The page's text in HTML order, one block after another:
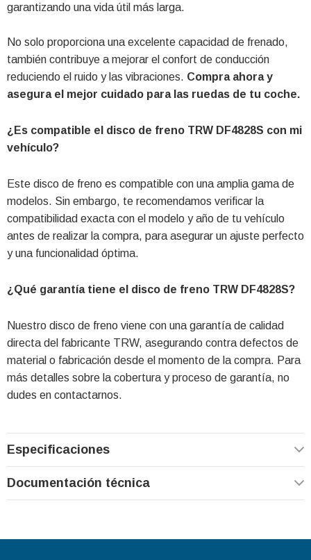
garantizando una vida útil más larga.
No solo proporciona una excelente capacidad de frenado,
también contribuye a mejorar el confort de conducción
reduciendo el ruido y las vibraciones. Compra ahora y
asegura el mejor cuidado para las ruedas de tu coche.
¿Es compatible el disco de freno TRW DF4828S con mi
vehículo?
Este disco de freno es compatible con una amplia gama de
modelos. Sin embargo, te recomendamos verificar la
compatibilidad exacta con el modelo y año de tu vehículo
antes de realizar la compra, para asegurar un ajuste perfecto
y una funcionalidad óptima.
¿Qué garantía tiene el disco de freno TRW DF4828S?
Nuestro disco de freno viene con una garantía de calidad
directa del fabricante TRW, asegurando contra defectos de
material o fabricación desde el momento de la compra. Para
más detalles sobre la cobertura y proceso de garantía, no
dudes en contactarnos.
Especificaciones
Documentación técnica